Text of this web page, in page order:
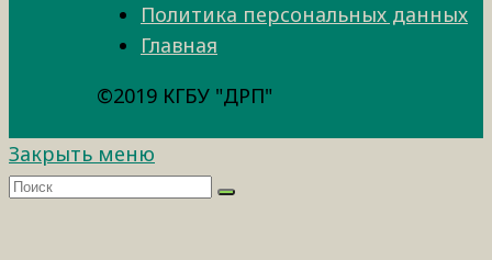
Политика персональных данных
Главная
©2019 КГБУ "ДРП"
Закрыть меню